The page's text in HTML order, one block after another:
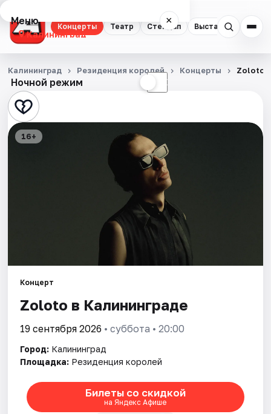
Концерты Театр Стендап Выставки
Меню ×
Калининград
Концерты
Театр
Стендап
Площадки
Артисты
Рейтинги
Ночной режим ☾
Калининград Резиденция королей Концерты Zoloto
16+
Концерт
Zoloto в Калининграде
19 сентября 2026 • суббота • 20:00
Город: Калининград
Площадка: Резиденция королей
Билеты со скидкой
на Яндекс Афише